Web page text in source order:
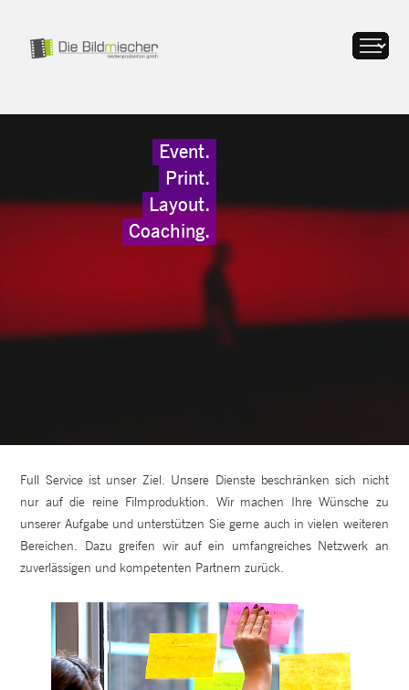
Event.
Print.
Layout.
Coaching.
Full Service ist unser Ziel. Unsere Dienste beschränken sich nicht
nur auf die reine Filmproduktion. Wir machen Ihre Wünsche zu
unserer Aufgabe und unterstützen Sie gerne auch in vielen weiteren
Bereichen. Dazu greifen wir auf ein umfangreiches Netzwerk an
zuverlässigen und kompetenten Partnern zurück.